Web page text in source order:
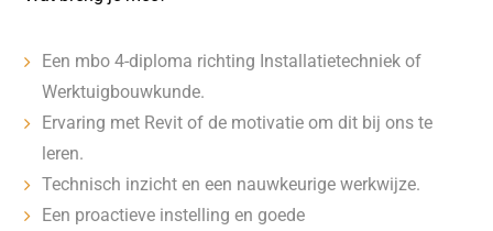
Een mbo 4-diploma richting Installatietechniek of
Werktuigbouwkunde.
Ervaring met Revit of de motivatie om dit bij ons te
leren.
Technisch inzicht en een nauwkeurige werkwijze.
Een proactieve instelling en goede